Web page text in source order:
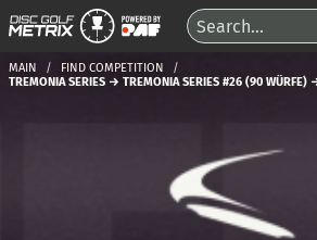
MAIN
FIND COMPETITION
TREMONIA SERIES → TREMONIA SERIES #26 (90 WÜRFE)